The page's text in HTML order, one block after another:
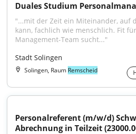
Duales Studium
"...mit der Zeit ein Miteinander, auf
kann, fachlich wie menschlich. Fit für
Management-Team sucht..."
Stadt Solingen
Solingen, Raum Remscheid
Personalreferent (m/w/d)
Abrechnung in Teilzeit